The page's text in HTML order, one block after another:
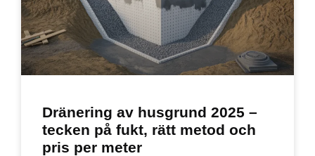
Dränering av husgrund 2025 –
tecken på fukt, rätt metod och
pris per meter